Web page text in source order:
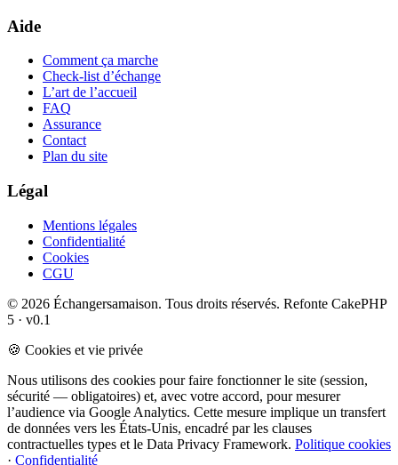
Aide
Comment ça marche
Check-list d’échange
L’art de l’accueil
FAQ
Assurance
Contact
Plan du site
Légal
Mentions légales
Confidentialité
Cookies
CGU
© 2026 Échangersamaison. Tous droits réservés. Refonte CakePHP
5 · v0.1
🍪 Cookies et vie privée
Nous utilisons des cookies pour faire fonctionner le site (session,
sécurité — obligatoires) et, avec votre accord, pour mesurer
l’audience via Google Analytics. Cette mesure implique un transfert
de données vers les États-Unis, encadré par les clauses
contractuelles types et le Data Privacy Framework. Politique cookies
· Confidentialité